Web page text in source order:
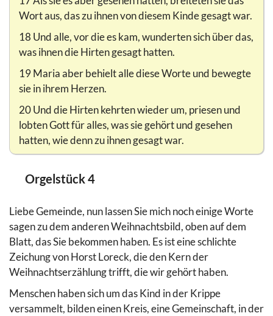
Wort aus, das zu ihnen von diesem Kinde gesagt war.
18 Und alle, vor die es kam, wunderten sich über das,
was ihnen die Hirten gesagt hatten.
19 Maria aber behielt alle diese Worte und bewegte
sie in ihrem Herzen.
20 Und die Hirten kehrten wieder um, priesen und
lobten Gott für alles, was sie gehört und gesehen
hatten, wie denn zu ihnen gesagt war.
Orgelstück 4
Liebe Gemeinde, nun lassen Sie mich noch einige Worte
sagen zu dem anderen Weihnachtsbild, oben auf dem
Blatt, das Sie bekommen haben. Es ist eine schlichte
Zeichung von Horst Loreck, die den Kern der
Weihnachtserzählung trifft, die wir gehört haben.
Menschen haben sich um das Kind in der Krippe
versammelt, bilden einen Kreis, eine Gemeinschaft, in der